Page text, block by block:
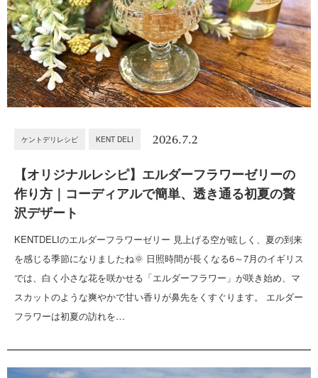
ケントデリレシピ KENT DELI 2026.7.2
【オリジナルレシピ】エルダーフラワーゼリーの
作り方｜コーディアルで簡単、透き通る初夏の贅
沢デザート
KENTDELIのエルダーフラワーゼリー 見上げる空が眩しく、夏の到来
を感じる季節になりましたね🌞 日照時間が長くなる6～7月のイギリス
では、白く小さな花を咲かせる「エルダーフラワー」が咲き始め、マ
スカットのような爽やかで甘い香りが鼻先をくすぐります。 エルダー
フラワーは初夏の訪れを…